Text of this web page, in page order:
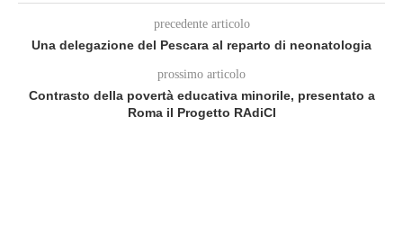
precedente articolo
Una delegazione del Pescara al reparto di neonatologia
prossimo articolo
Contrasto della povertà educativa minorile, presentato a
Roma il Progetto RAdiCI